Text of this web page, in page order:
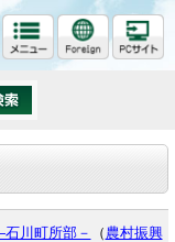
川町所部－ （ 農村振興